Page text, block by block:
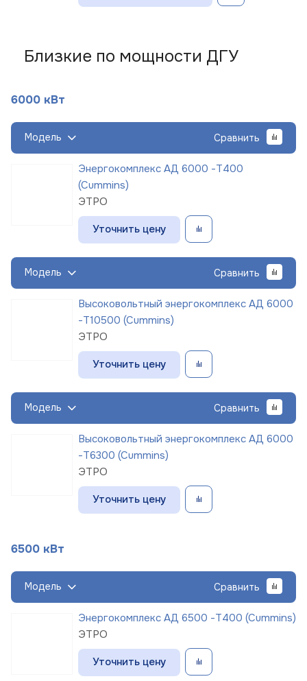
Близкие по мощности ДГУ
6000 кВт
Модель Сравнить
Энергокомплекс АД 6000 -Т400
(Cummins)
ЭТРО
Уточнить цену
Модель Сравнить
Высоковольтный энергокомплекс АД 6000
-Т10500 (Cummins)
ЭТРО
Уточнить цену
Модель Сравнить
Высоковольтный энергокомплекс АД 6000
-Т6300 (Cummins)
ЭТРО
Уточнить цену
6500 кВт
Модель Сравнить
Энергокомплекс АД 6500 -Т400 (Cummins)
ЭТРО
Уточнить цену